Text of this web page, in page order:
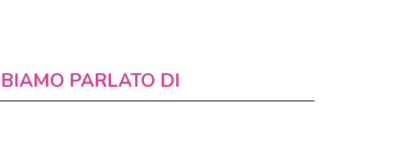
PARLATO DI